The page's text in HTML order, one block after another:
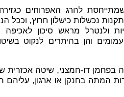
להרג האפרוחים
נכשלות כישלון חרוץ, וככל
ולנטרל מראש סיכון לאכיפה
והן בהיתרים לנקוט